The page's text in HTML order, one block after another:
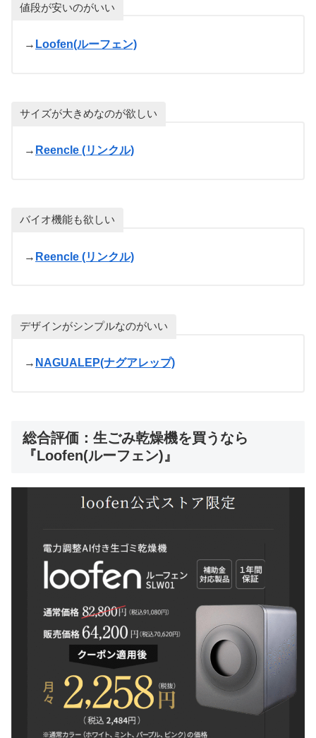
値段が安いのがいい
→ Loofen(ルーフェン)
サイズが大きめなのが欲しい
→ Reencle (リンクル)
バイオ機能も欲しい
→ Reencle (リンクル)
デザインがシンプルなのがいい
→ NAGUALEP(ナグアレップ)
総合評価：生ごみ乾燥機を買うなら
『Loofen(ルーフェン)』